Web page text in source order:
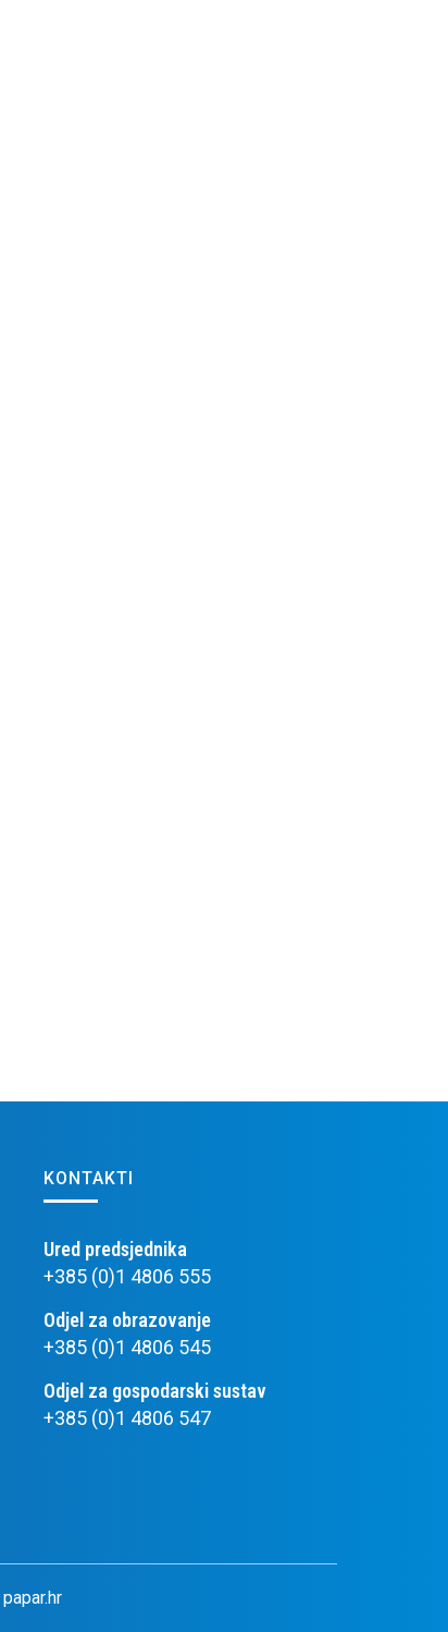
KONTAKTI
Ured predsjednika
+385 (0)1 4806 555
Odjel za obrazovanje
+385 (0)1 4806 545
Odjel za gospodarski sustav
+385 (0)1 4806 547
papar.hr